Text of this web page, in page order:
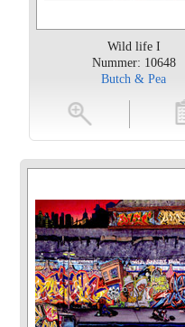
Wild life I
Nummer: 10648
Butch & Pea
toevoegen